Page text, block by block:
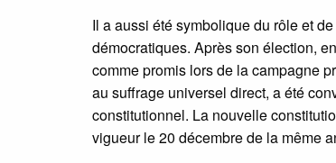
Il a aussi été symbolique du rôle et
démocratiques. Après son élection,
comme promis lors de la campagne
au suffrage universel direct, a été
constitutionnel. La nouvelle
vigueur le 20 décembre de la même